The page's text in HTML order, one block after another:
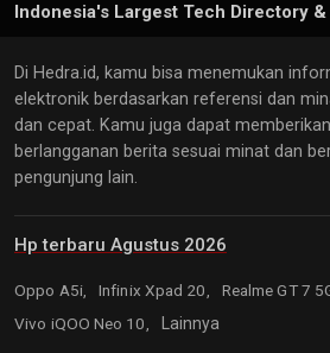
Indonesia's Largest Tech Directory &
Di Hedra.id, kamu bisa menemukan
elektronik berdasarkan referensi dan
dan cepat. Kamu juga dapat
berlangganan berita sesuai minat dan
pengunjung lain.
Hp terbaru Agustus 2026
Oppo A5i, Infinix Xpad 20, Realme GT 7
Vivo iQOO Neo 10,
Lainnya